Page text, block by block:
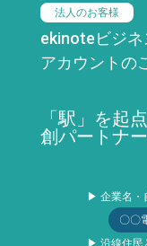
法人のお客様
ekinoteビジネ
アカウントの
「駅」を起
創パートナ
▶ 企業名・
〇〇
▶ 沿線住民